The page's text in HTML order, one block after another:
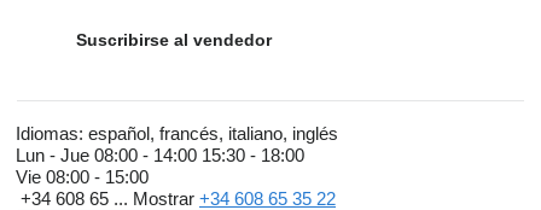
Suscribirse al vendedor
Idiomas: español, francés, italiano, inglés
Lun - Jue 08:00 - 14:00 15:30 - 18:00
Vie 08:00 - 15:00
+34 608 65 ... Mostrar +34 608 65 35 22